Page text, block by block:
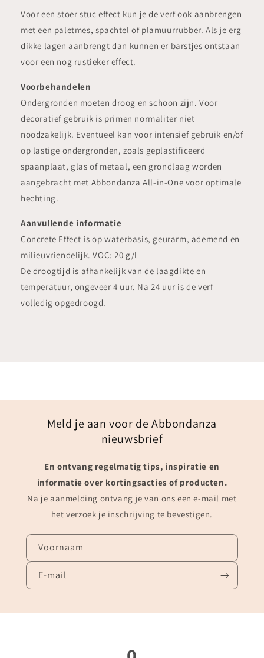
Voor een stoer stuc effect kun je de verf ook aanbrengen
met een paletmes, spachtel of plamuurrubber. Als je erg
dikke lagen aanbrengt dan kunnen er barstjes ontstaan
voor een nog rustieker effect.
Voorbehandelen
Ondergronden moeten droog en schoon zijn. Voor
decoratief gebruik is primen normaliter niet
noodzakelijk. Eventueel kan voor intensief gebruik en/of
op lastige ondergronden, zoals geplastificeerd
spaanplaat, glas of metaal, een grondlaag worden
aangebracht met Abbondanza All-in-One voor optimale
hechting.
Aanvullende informatie
Concrete Effect is op waterbasis, geurarm, ademend en
milieuvriendelijk. VOC: 20 g/l
De droogtijd is afhankelijk van de laagdikte en
temperatuur, ongeveer 4 uur. Na 24 uur is de verf
volledig opgedroogd.
Meld je aan voor de Abbondanza
nieuwsbrief
En ontvang regelmatig tips, inspiratie en
informatie over kortingsacties of producten.
Na je aanmelding ontvang je van ons een e-mail met
het verzoek je inschrijving te bevestigen.
Voornaam
E‑mail